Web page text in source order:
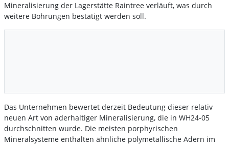
Mineralisierung der Lagerstätte Raintree verläuft, was durch
weitere Bohrungen bestätigt werden soll.
Das Unternehmen bewertet derzeit Bedeutung dieser relativ
neuen Art von aderhaltiger Mineralisierung, die in WH24-05
durchschnitten wurde. Die meisten porphyrischen
Mineralsysteme enthalten ähnliche polymetallische Adern im